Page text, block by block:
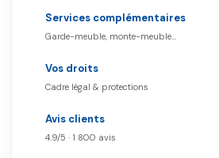
Services complémentaires
Garde-meuble, monte-meuble…
Vos droits
Cadre légal & protections
Avis clients
4.9/5 · 1 800 avis